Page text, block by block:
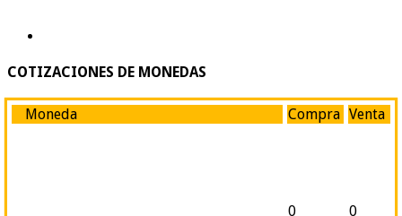
COTIZACIONES DE MONEDAS
Moneda Compra Venta
0 0